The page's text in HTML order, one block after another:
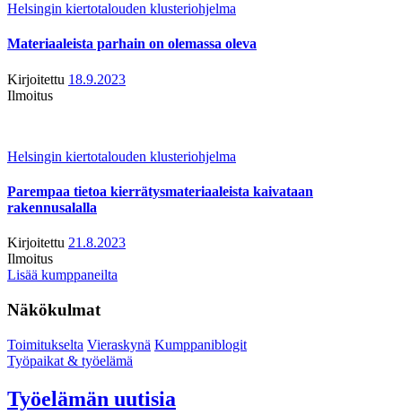
Helsingin kiertotalouden klusteriohjelma
Materiaaleista parhain on olemassa oleva
Kirjoitettu 18.9.2023
Ilmoitus
Helsingin kiertotalouden klusteriohjelma
Parempaa tietoa kierrätysmateriaaleista kaivataan
rakennusalalla
Kirjoitettu 21.8.2023
Ilmoitus
Lisää kumppaneilta
Näkökulmat
Toimitukselta Vieraskynä Kumppaniblogit
Työpaikat & työelämä
Työelämän uutisia